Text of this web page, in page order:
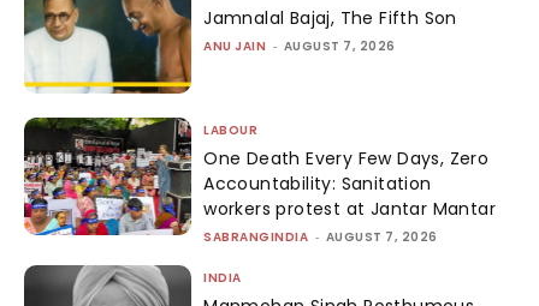
Jamnalal Bajaj, The Fifth Son
ANU JAIN - AUGUST 7, 2026
LABOUR
One Death Every Few Days, Zero
Accountability: Sanitation
workers protest at Jantar Mantar
SABRANGINDIA - AUGUST 7, 2026
INDIA